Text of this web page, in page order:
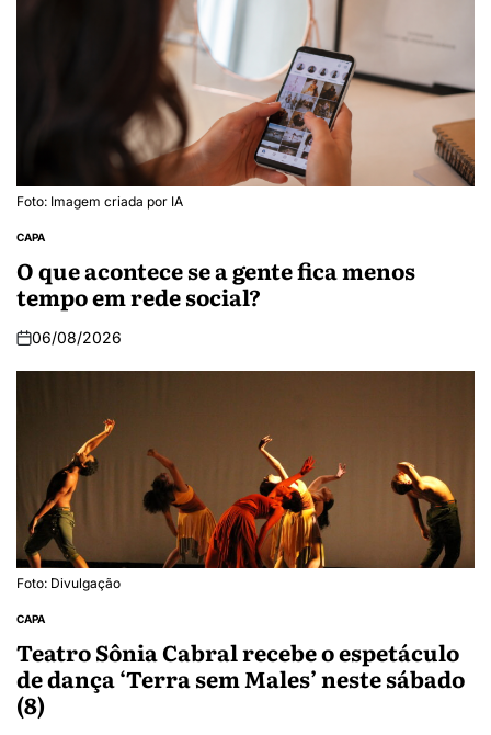
Foto: Imagem criada por IA
CAPA
O que acontece se a gente fica menos
tempo em rede social?
06/08/2026
Foto: Divulgação
CAPA
Teatro Sônia Cabral recebe o espetáculo
de dança ‘Terra sem Males’ neste sábado
(8)